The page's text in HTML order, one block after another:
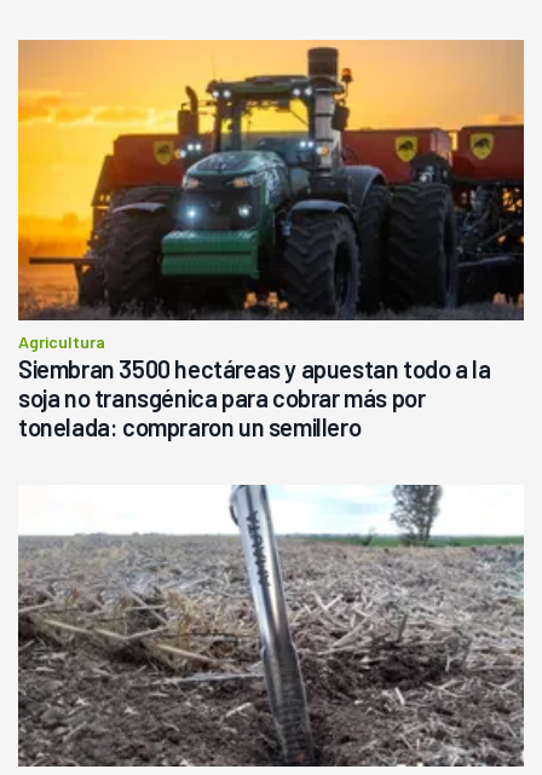
Agricultura
Siembran 3500 hectáreas y apuestan todo a la
soja no transgénica para cobrar más por
tonelada: compraron un semillero